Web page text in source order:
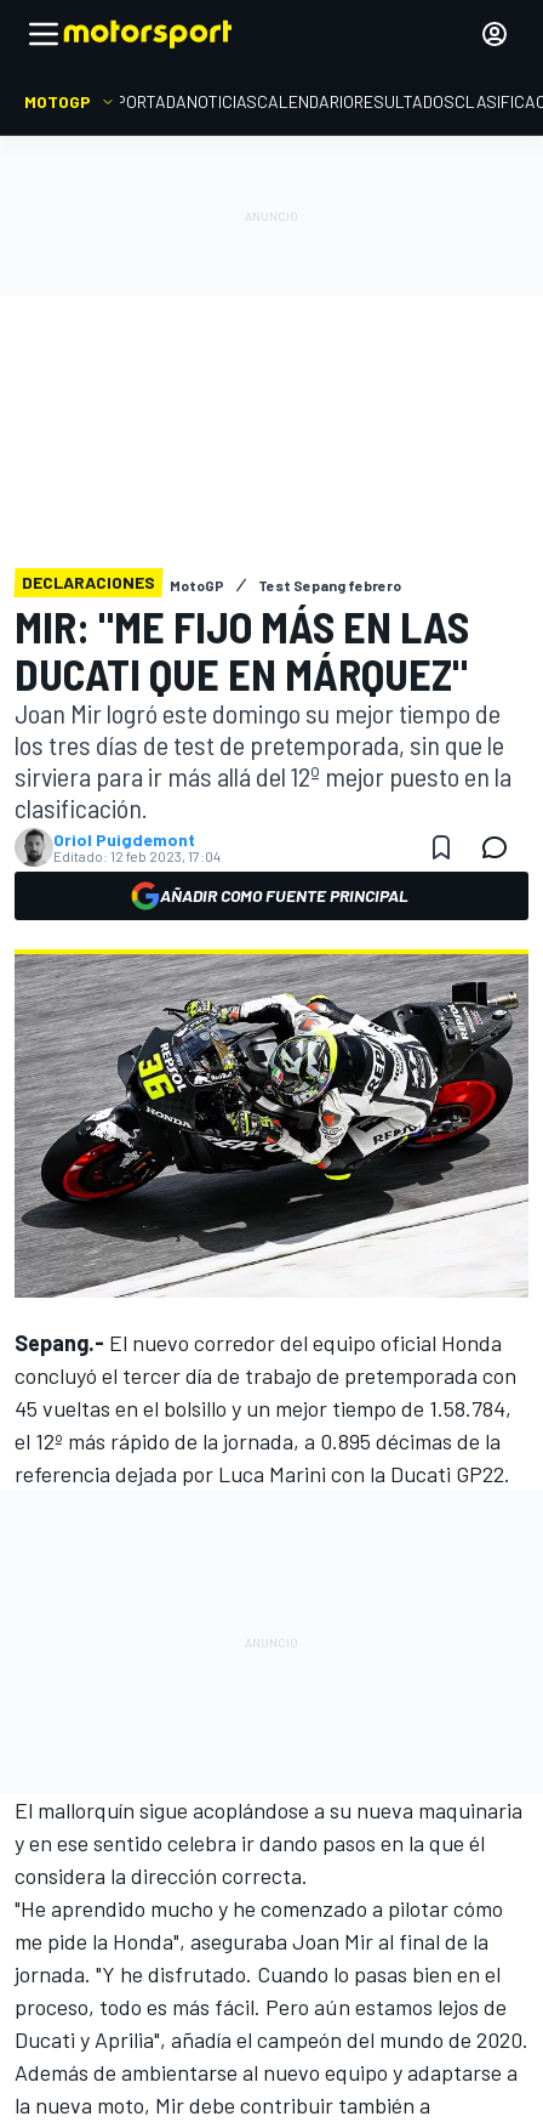
MOTOGP PORTADANOTICIASCALENDARIORESULTADOS
DECLARACIONES MotoGP Test Sepang febrero
MIR: "ME FIJO MÁS EN LAS
DUCATI QUE EN MÁRQUEZ"
Joan Mir logró este domingo su mejor tiempo de
los tres días de test de pretemporada, sin que le
sirviera para ir más allá del 12º mejor puesto en la
clasificación.
Oriol Puigdemont
Editado: 12 feb 2023, 17:04
AÑADIR COMO FUENTE PRINCIPAL
Sepang.- El nuevo corredor del equipo oficial Honda
concluyó el tercer día de trabajo de pretemporada con
45 vueltas en el bolsillo y un mejor tiempo de 1.58.784,
el 12º más rápido de la jornada, a 0.895 décimas de la
referencia dejada por Luca Marini con la Ducati GP22.
El mallorquín sigue acoplándose a su nueva maquinaria
y en ese sentido celebra ir dando pasos en la que él
considera la dirección correcta.
"He aprendido mucho y he comenzado a pilotar cómo
me pide la Honda", aseguraba Joan Miral final de la
jornada. "Y he disfrutado. Cuando lo pasas bien en el
proceso, todo es más fácil. Pero aún estamos lejos de
Ducati y Aprilia", añadía el campeón del mundo de 2020.
Además de ambientarse al nuevo equipo y adaptarse a
la nueva moto, Mir debe contribuir también a